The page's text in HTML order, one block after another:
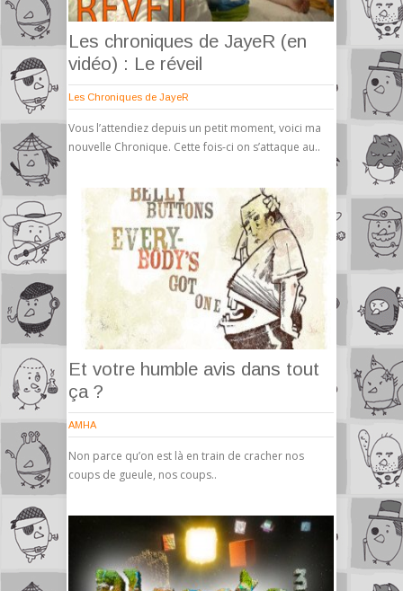
Les chroniques de JayeR (en
vidéo) : Le réveil
Les Chroniques de JayeR
Vous l’attendiez depuis un petit moment, voici ma
nouvelle Chronique. Cette fois-ci on s’attaque au..
Et votre humble avis dans tout
ça ?
AMHA
Non parce qu’on est là en train de cracher nos
coups de gueule, nos coups..